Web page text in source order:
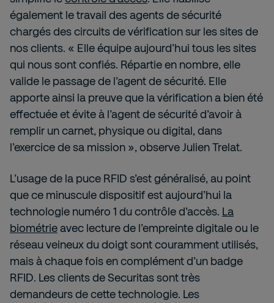
également le travail des agents de sécurité
chargés des circuits de vérification sur les sites de
nos clients. « Elle équipe aujourd’hui tous les sites
qui nous sont confiés. Répartie en nombre, elle
valide le passage de l’agent de sécurité. Elle
apporte ainsi la preuve que la vérification a bien été
effectuée et évite à l’agent de sécurité d’avoir à
remplir un carnet, physique ou digital, dans
l’exercice de sa mission », observe Julien Trelat.
L’usage de la puce RFID s’est généralisé, au point
que ce minuscule dispositif est aujourd’hui la
technologie numéro 1 du contrôle d’accès. La
biométrie avec lecture de l’empreinte digitale ou le
réseau veineux du doigt sont couramment utilisés,
mais à chaque fois en complément d’un badge
RFID. Les clients de Securitas sont très
demandeurs de cette technologie. Les